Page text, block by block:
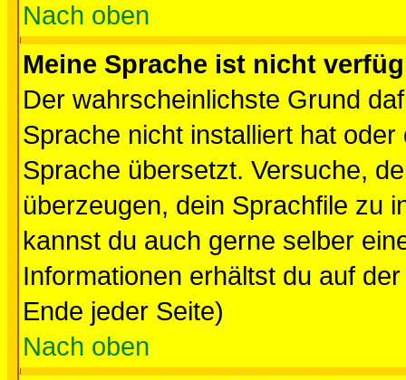
Nach oben
Meine Sprache ist nicht
Der wahrscheinlichste Grund
Sprache nicht installiert hat
Sprache übersetzt. Versuche,
überzeugen, dein Sprachfile zu
kannst du auch gerne selber
Informationen erhältst du auf
Ende jeder Seite)
Nach oben